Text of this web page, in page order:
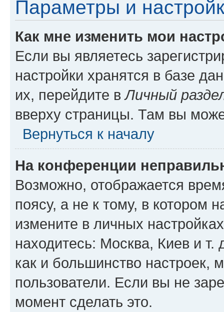
Параметры и
Как мне изменить мои
Если вы являетесь
настройки хранятся в базе
их, перейдите вЛичный
вверху страницы. Там вы
Вернуться к началу
На конференции
Возможно, отображается
поясу, а не к тому, в котором
измените в личных
находитесь: Москва, Киев и т.
как и большинство настроек,
пользователи. Если вы не
момент сделать это.